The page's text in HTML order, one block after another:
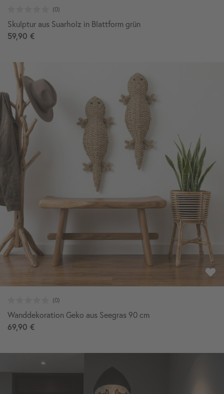
Skulptur aus Suarholz in Blattform grün
59,90 €
Wanddekoration Geko aus Seegras 90 cm
69,90 €